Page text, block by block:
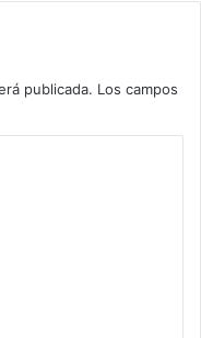
publicada. Los campos